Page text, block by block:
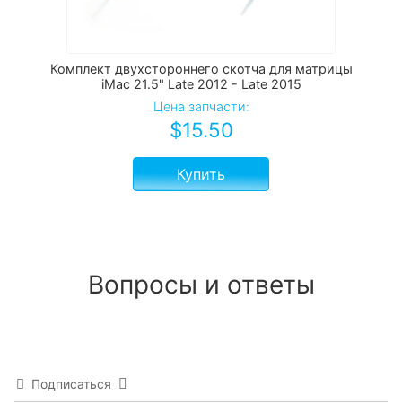
Комплект двухстороннего скотча для матрицы
iMac 21.5" Late 2012 - Late 2015
Цена запчасти:
$15.50
Купить
Вопросы и ответы
Подписаться